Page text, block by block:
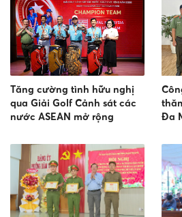
Tăng cường tình hữu nghị
qua Giải Golf Cảnh sát các
nước ASEAN mở rộng
Đa
Lạt